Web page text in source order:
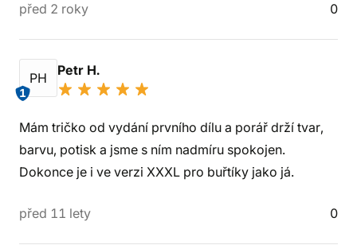
před 2 roky 0
PH
1
Petr H.
Mám tričko od vydání prvního dílu a porář drží tvar,
barvu, potisk a jsme s ním nadmíru spokojen.
Dokonce je i ve verzi XXXL pro buřtíky jako já.
před 11 lety 0